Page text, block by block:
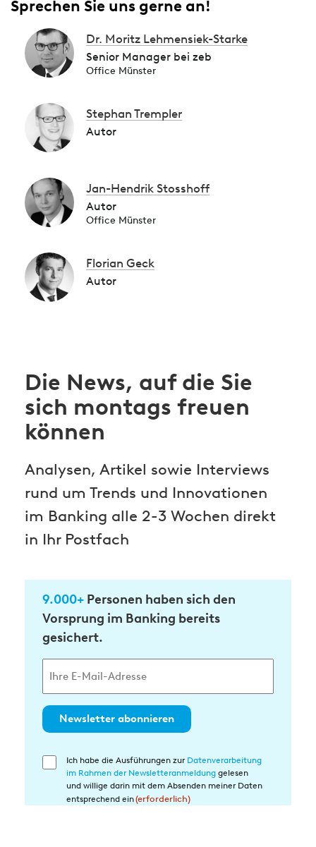
Sprechen Sie uns gerne an!
Dr. Moritz Lehmensiek-Starke
Senior Manager bei zeb
Office Münster
Stephan Trempler
Autor
Jan-Hendrik Stosshoff
Autor
Office Münster
Florian Geck
Autor
Die News, auf die Sie
sich montags freuen
können
Analysen, Artikel sowie Interviews
rund um Trends und Innovationen
im Banking alle 2-3 Wochen direkt
in Ihr Postfach
9.000+ Personen haben sich den
Vorsprung im Banking bereits
gesichert.
Newsletter abonnieren
Einwilligung
Ich habe die Ausführungen zur Datenverarbeitung
im Rahmen der Newsletteranmeldung gelesen
und willige darin mit dem Absenden meiner Daten
entsprechend ein(erforderlich)